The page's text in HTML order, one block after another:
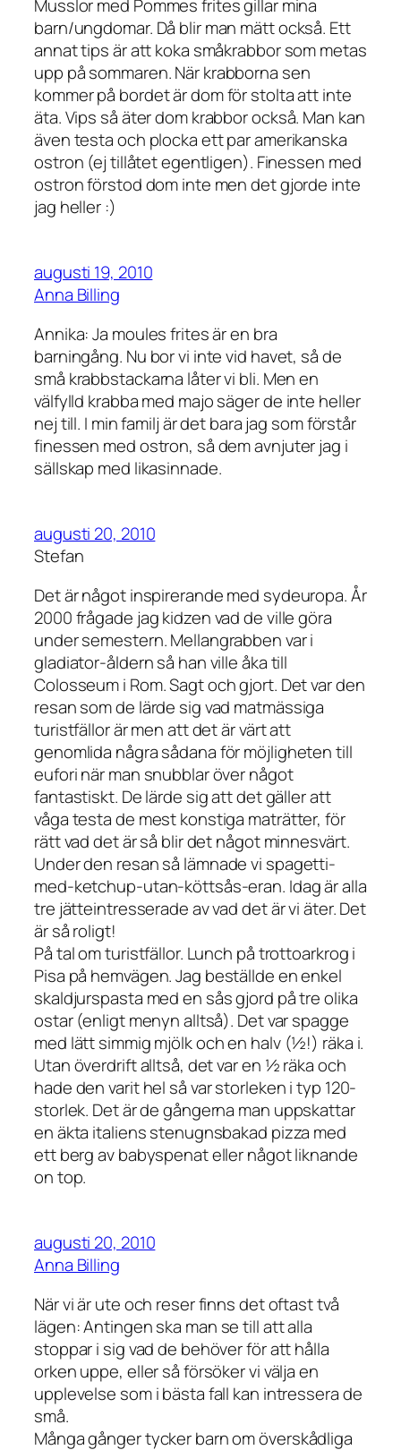
Musslor med Pommes frites gillar mina
barn/ungdomar. Då blir man mätt också. Ett
annat tips är att koka småkrabbor som metas
upp på sommaren. När krabborna sen
kommer på bordet är dom för stolta att inte
äta. Vips så äter dom krabbor också. Man kan
även testa och plocka ett par amerikanska
ostron (ej tillåtet egentligen). Finessen med
ostron förstod dom inte men det gjorde inte
jag heller :)
augusti 19, 2010
Anna Billing
Annika: Ja moules frites är en bra
barningång. Nu bor vi inte vid havet, så de
små krabbstackarna låter vi bli. Men en
välfylld krabba med majo säger de inte heller
nej till. I min familj är det bara jag som förstår
finessen med ostron, så dem avnjuter jag i
sällskap med likasinnade.
augusti 20, 2010
Stefan
Det är något inspirerande med sydeuropa. År
2000 frågade jag kidzen vad de ville göra
under semestern. Mellangrabben var i
gladiator-åldern så han ville åka till
Colosseum i Rom. Sagt och gjort. Det var den
resan som de lärde sig vad matmässiga
turistfällor är men att det är värt att
genomlida några sådana för möjligheten till
eufori när man snubblar över något
fantastiskt. De lärde sig att det gäller att
våga testa de mest konstiga maträtter, för
rätt vad det är så blir det något minnesvärt.
Under den resan så lämnade vi spagetti-
med-ketchup-utan-köttsås-eran. Idag är alla
tre jätteintresserade av vad det är vi äter. Det
är så roligt!
På tal om turistfällor. Lunch på trottoarkrog i
Pisa på hemvägen. Jag beställde en enkel
skaldjurspasta med en sås gjord på tre olika
ostar (enligt menyn alltså). Det var spagge
med lätt simmig mjölk och en halv (½!) räka i.
Utan överdrift alltså, det var en ½ räka och
hade den varit hel så var storleken i typ 120-
storlek. Det är de gångerna man uppskattar
en äkta italiens stenugnsbakad pizza med
ett berg av babyspenat eller något liknande
on top.
augusti 20, 2010
Anna Billing
När vi är ute och reser finns det oftast två
lägen: Antingen ska man se till att alla
stoppar i sig vad de behöver för att hålla
orken uppe, eller så försöker vi välja en
upplevelse som i bästa fall kan intressera de
små.
Många gånger tycker barn om överskådliga